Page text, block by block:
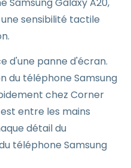
sensibilité tactile
d'une panne d'écran.
du téléphone Samsung
chez Corner
entre les mains
détail du
téléphone Samsung